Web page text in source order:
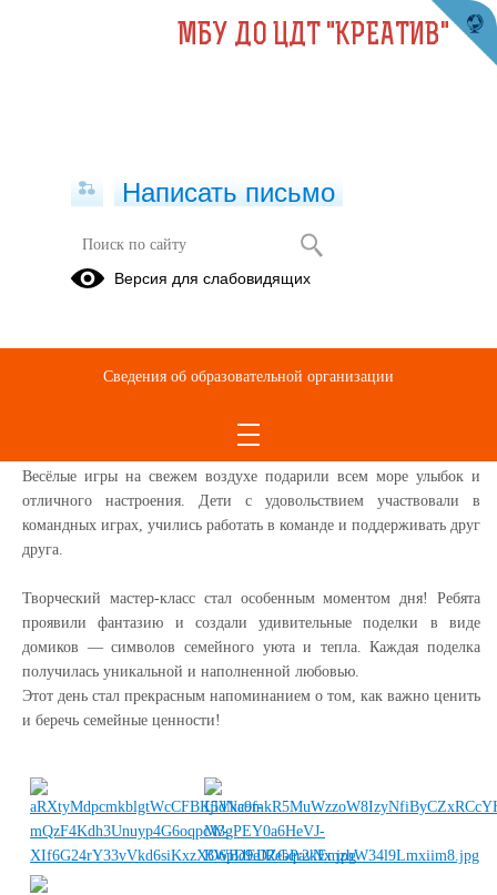
Тёплый день в «УвлекариУм» в
преддверии Дня семьи, любви и
ребята зарядились позитивом и энергией на весь день!
Весёлые игры на свежем воздухе подарили всем море улыбок и
отличного настроения. Дети с удовольствием участвовали в
командных играх, учились работать в команде и поддерживать друг
друга.
Творческий мастер-класс стал особенным моментом дня! Ребята
проявили фантазию и создали удивительные поделки в виде
домиков — символов семейного уюта и тепла. Каждая поделка
получилась уникальной и наполненной любовью.
Этот день стал прекрасным напоминанием о том, как важно ценить
и беречь семейные ценности!
МБУ ДО ЦДТ "КРЕАТИВ"
Написать письмо
Версия для слабовидящих
Сведения об образовательной организации